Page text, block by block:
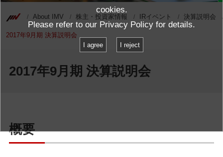
About IMV 株主・投資家情報 IRイベント 決算説明会
2017年9月期 決算説明会
2017年9月期 決算説明会
概要
cookies.
Please refer to our Privacy Policy for details.
I agree I reject